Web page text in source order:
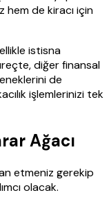
hem de kiracı için
istisna
diğer finansal
de
işlemlerinizi tek
Ağacı
etmeniz gerekip
olacak.